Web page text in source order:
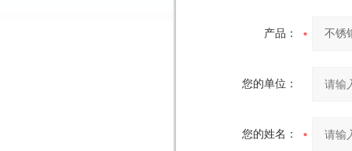
产品：
您的单位：
您的姓名：